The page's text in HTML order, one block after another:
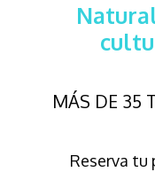
MÁS DE 35
Reserva tu